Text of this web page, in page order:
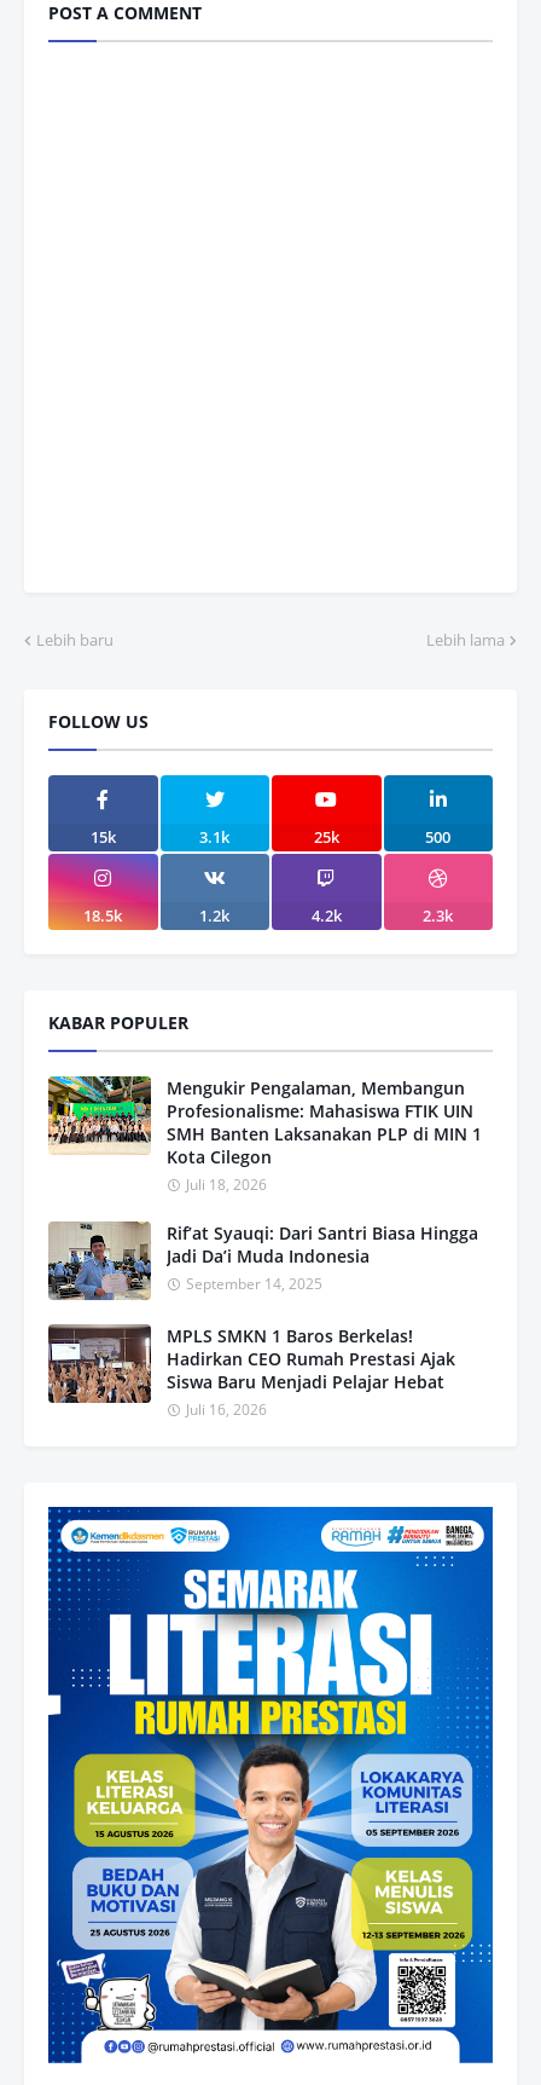
POST A COMMENT
Lebih baru Lebih lama
FOLLOW US
15k 3.1k 25k 500
18.5k 1.2k 4.2k 2.3k
KABAR POPULER
Mengukir Pengalaman, Membangun
Profesionalisme: Mahasiswa FTIK UIN
SMH Banten Laksanakan PLP di MIN 1
Kota Cilegon
Juli 18, 2026
Rif’at Syauqi: Dari Santri Biasa Hingga
Jadi Da’i Muda Indonesia
September 14, 2025
MPLS SMKN 1 Baros Berkelas!
Hadirkan CEO Rumah Prestasi Ajak
Siswa Baru Menjadi Pelajar Hebat
Juli 16, 2026